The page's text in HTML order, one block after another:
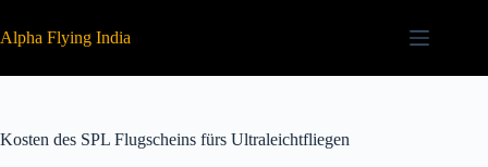
Inhalt
springen
Alpha Flying India
Kosten des SPL Flugscheins fürs Ultraleichtfliegen